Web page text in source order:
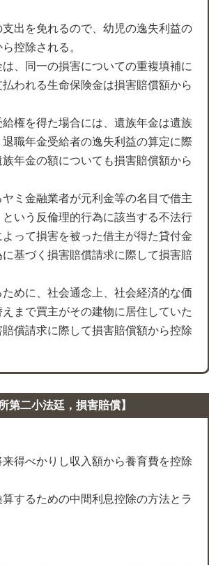
出を免れるので、幼児の逸失利益の
控除される。
、同一の損害についての重複填補に
われる生命保険金は損害賠償額から
権を得た場合には、遺族年金は遺族
職年金受給者の逸失利益の算定に際
年金の額についても損害賠償額から
ミ金融業者が元利金等の名目で借主
いう反倫理的行為に該当する不法行
って損害を被った借主が得た貸付金
基づく損害賠償請求に際して損害賠
めに、社会通念上、社会経済的な価
まで買主がその建物に居住していた
償請求に際して損害賠償額から控除
第二小法廷，損害賠償】
得べかりし収入額から養育費を控除
するための中間利息控除の方法とラ